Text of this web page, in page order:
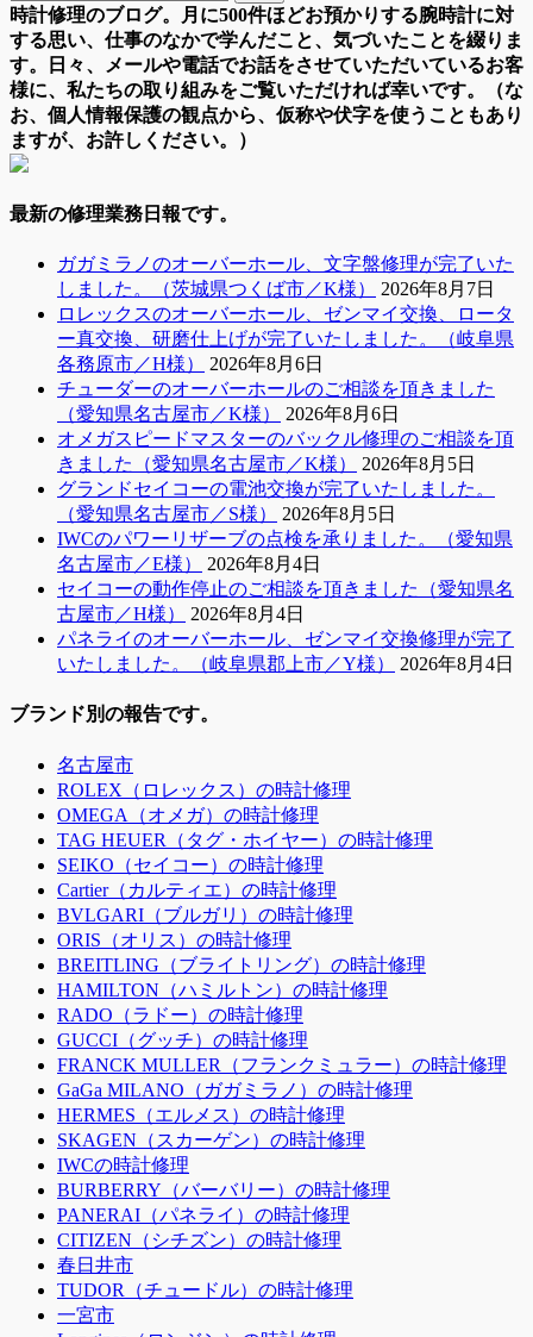
時計修理のブログ。月に500件ほどお預かりする腕時計に対
する思い、仕事のなかで学んだこと、気づいたことを綴りま
す。日々、メールや電話でお話をさせていただいているお客
様に、私たちの取り組みをご覧いただければ幸いです。（な
お、個人情報保護の観点から、仮称や伏字を使うこともあり
ますが、お許しください。）
最新の修理業務日報です。
ガガミラノのオーバーホール、文字盤修理が完了いた
しました。（茨城県つくば市／K様）
2026年8月7日
ロレックスのオーバーホール、ゼンマイ交換、ロータ
ー真交換、研磨仕上げが完了いたしました。（岐阜県
各務原市／H様）
2026年8月6日
チューダーのオーバーホールのご相談を頂きました
（愛知県名古屋市／K様）
2026年8月6日
オメガスピードマスターのバックル修理のご相談を頂
きました（愛知県名古屋市／K様）
2026年8月5日
グランドセイコーの電池交換が完了いたしました。
（愛知県名古屋市／S様）
2026年8月5日
IWCのパワーリザーブの点検を承りました。（愛知県
名古屋市／E様）
2026年8月4日
セイコーの動作停止のご相談を頂きました（愛知県名
古屋市／H様）
2026年8月4日
パネライのオーバーホール、ゼンマイ交換修理が完了
いたしました。（岐阜県郡上市／Y様）
2026年8月4日
ブランド別の報告です。
名古屋市
ROLEX（ロレックス）の時計修理
OMEGA（オメガ）の時計修理
TAG HEUER（タグ・ホイヤー）の時計修理
SEIKO（セイコー）の時計修理
Cartier（カルティエ）の時計修理
BVLGARI（ブルガリ）の時計修理
ORIS（オリス）の時計修理
BREITLING（ブライトリング）の時計修理
HAMILTON（ハミルトン）の時計修理
RADO（ラドー）の時計修理
GUCCI（グッチ）の時計修理
FRANCK MULLER（フランクミュラー）の時計修理
GaGa MILANO（ガガミラノ）の時計修理
HERMES（エルメス）の時計修理
SKAGEN（スカーゲン）の時計修理
IWCの時計修理
BURBERRY（バーバリー）の時計修理
PANERAI（パネライ）の時計修理
CITIZEN（シチズン）の時計修理
春日井市
TUDOR（チュードル）の時計修理
一宮市